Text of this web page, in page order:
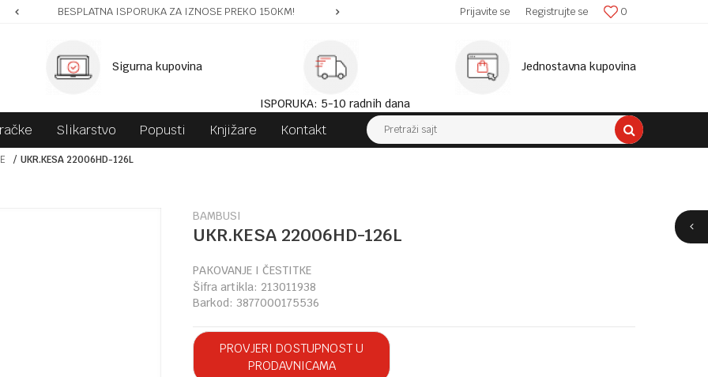
BESPLATNA ISPORUKA ZA IZNOSE PREKO 150KM! SIGURNA ISPORUKA! 0
Prijavite se Registrujte se
Sigurna kupovina
ISPORUKA: 5-10 radnih dana
Jednostavna kupovina
Slikarstvo Popusti Knjižare Kontakt Pretraži sajt
UKR.KESA 22006HD-126L
BAMBUSI
UKR.KESA 22006HD-126L
PAKOVANJE I ČESTITKE
Šifra artikla: 213011938
Barkod: 3877000175536
PROVJERI DOSTUPNOST U
PRODAVNICAMA